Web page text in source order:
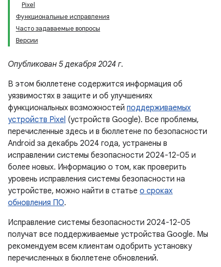
Pixel
Функциональные исправления
Часто задаваемые вопросы
Версии
Опубликован 5 декабря 2024 г.
В этом бюллетене содержится информация об
уязвимостях в защите и об улучшениях
функциональных возможностей поддерживаемых
устройств Pixel (устройств Google). Все проблемы,
перечисленные здесь и в бюллетене по безопасности
Android за декабрь 2024 года, устранены в
исправлении системы безопасности 2024-12-05 и
более новых. Информацию о том, как проверить
уровень исправления системы безопасности на
устройстве, можно найти в статье о сроках
обновления ПО.
Исправление системы безопасности 2024-12-05
получат все поддерживаемые устройства Google. Мы
рекомендуем всем клиентам одобрить установку
перечисленных в бюллетене обновлений.